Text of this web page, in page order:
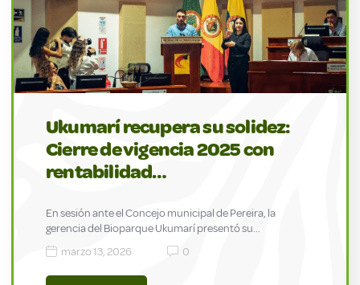
Ukumarí recupera su solidez:
Cierre de vigencia 2025 con
rentabilidad…
En sesión ante el Concejo municipal de Pereira, la
gerencia del Bioparque Ukumarí presentó su…
marzo 13, 2026
0